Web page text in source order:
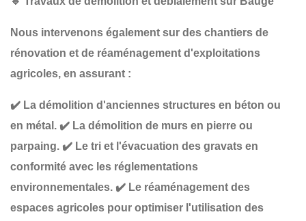
Nous intervenons également sur des chantiers de
rénovation et de réaménagement d'exploitations
agricoles, en assurant :
✔️ La démolition d'anciennes structures en béton ou
en métal. ✔️ La démolition de murs en pierre ou
parpaing. ✔️ Le tri et l'évacuation des gravats en
conformité avec les réglementations
environnementales. ✔️ Le réaménagement des
espaces agricoles pour optimiser l'utilisation des